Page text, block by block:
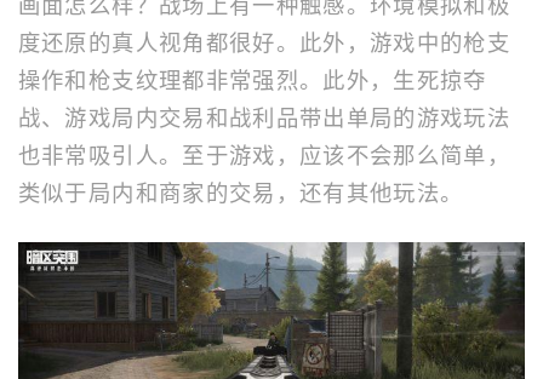
度还原的真人视角都很好。此外，游戏中的枪支
操作和枪支纹理都非常强烈。此外，生死掠夺
战、游戏局内交易和战利品带出单局的游戏玩法
也非常吸引人。至于游戏，应该不会那么简单，
类似于局内和商家的交易，还有其他玩法。